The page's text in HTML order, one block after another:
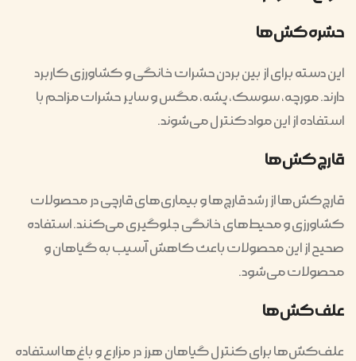
حشره‌کش‌ها
این دسته برای از بین بردن حشرات خانگی و کشاورزی کاربرد
دارند. مورچه، سوسک، پشه، مگس و سایر حشرات مزاحم با
استفاده از این مواد کنترل می‌شوند.
قارچ‌کش‌ها
قارچ‌کش‌ها از رشد قارچ‌ها و بیماری‌های قارچی در محصولات
کشاورزی و محیط‌های خانگی جلوگیری می‌کنند. استفاده
صحیح از این محصولات باعث کاهش آسیب به گیاهان و
محصولات می‌شود.
علف‌کش‌ها
علف‌کش‌ها برای کنترل گیاهان هرز در مزارع و باغ‌ها استفاده